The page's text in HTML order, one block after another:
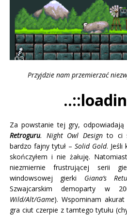
Przyjdzie nam przemierzać
Za powstanie tej gry, odpowiadają
Retroguru. Night Owl Designto ci
bardzo fajny tytuł – Solid Gold. Jeśli
skończyłem i nie żałuję. Natomiast
niezmiernie frustrującej serii
windowsowej gierki Giana’s
Szwajcarskim demoparty w
Wild/Alt/Game). Wspominam
gra ciut czerpie z tamtego tytułu